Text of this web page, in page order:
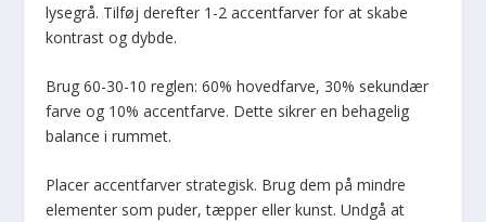
lysegrå. Tilføj derefter 1-2 accentfarver for at skabe
kontrast og dybde.
Brug 60-30-10 reglen: 60% hovedfarve, 30% sekundær
farve og 10% accentfarve. Dette sikrer en behagelig
balance i rummet.
Placer accentfarver strategisk. Brug dem på mindre
elementer som puder, tæpper eller kunst. Undgå at